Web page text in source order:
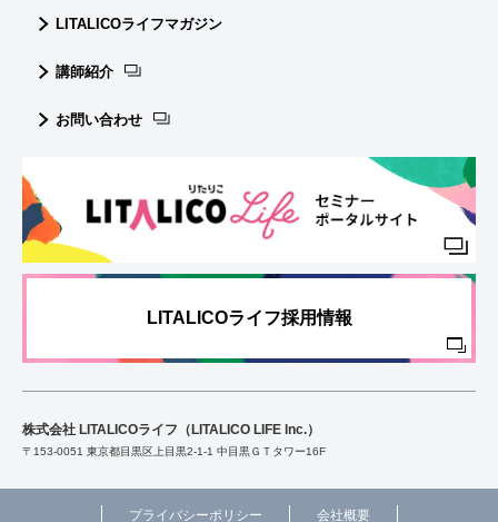
LITALICOライフマガジン
講師紹介
お問い合わせ
LITALICOライフ採用情報
株式会社 LITALICOライフ（LITALICO LIFE lnc.）
〒153-0051 東京都目黒区上目黒2-1-1 中目黒ＧＴタワー16F
プライバシーポリシー 会社概要